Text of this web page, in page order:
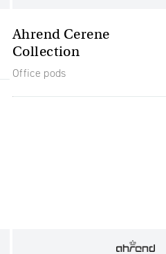
Ahrend Cerene
Collection
Office pods